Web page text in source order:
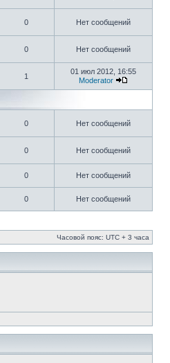
0 Нет сообщений
0 Нет сообщений
1
01 июл 2012, 16:55
Moderator
0 Нет сообщений
0 Нет сообщений
0 Нет сообщений
0 Нет сообщений
Часовой пояс: UTC + 3 часа